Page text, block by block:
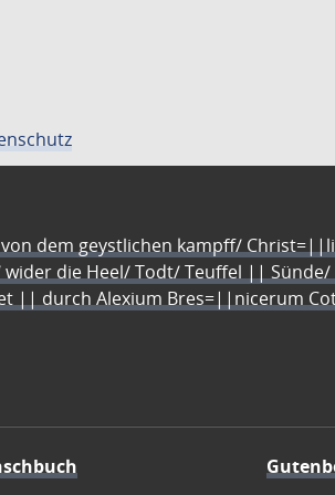
dem geystlichen kampff/
die Heel/ Todt/ Teuffel ||
|| durch Alexium Bres=||nicerum